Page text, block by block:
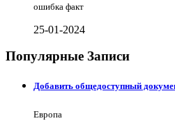
ошибка факт
25-01-2024
Популярные Записи
Добавить общедоступный
Европа